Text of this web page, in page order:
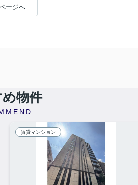
ージへ
物件
賃貸マンション